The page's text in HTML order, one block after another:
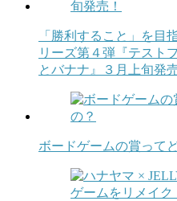
「勝利すること」を目
リーズ第４弾『テスト
とバナナ』３月上旬発売
ボードゲームの賞って